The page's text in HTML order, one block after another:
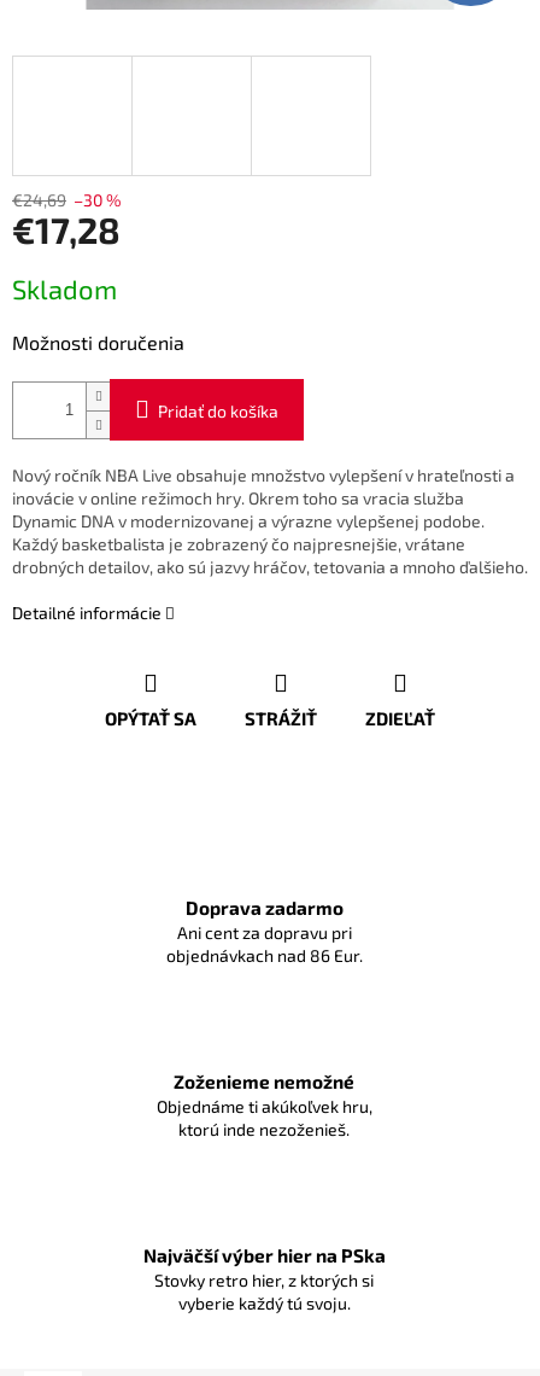
€24,69 –30 %
€17,28
cena:
Skladom
Možnosti doručenia
Pridať do košíka
Nový ročník NBA Live obsahuje množstvo vylepšení v hrateľnosti a
inovácie v online režimoch hry. Okrem toho sa vracia služba
Dynamic DNA v modernizovanej a výrazne vylepšenej podobe.
Každý basketbalista je zobrazený čo najpresnejšie, vrátane
drobných detailov, ako sú jazvy hráčov, tetovania a mnoho ďalšieho.
Detailné informácie
OPÝTAŤ SA STRÁŽIŤ ZDIEĽAŤ
Doprava zadarmo
Ani cent za dopravu pri
objednávkach nad 86 Eur.
Zoženieme nemožné
Objednáme ti akúkoľvek hru,
ktorú inde nezoženieš.
Najväčší výber hier na PSka
Stovky retro hier, z ktorých si
vyberie každý tú svoju.